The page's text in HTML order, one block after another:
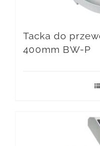
Tacka do
400mm BW-P